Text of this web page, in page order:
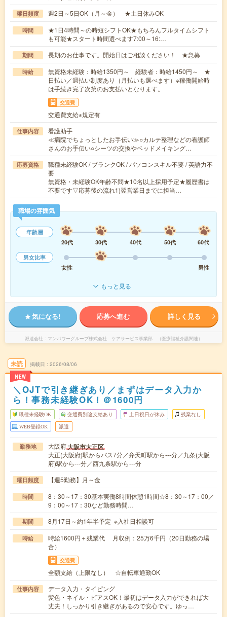
曜日頻度 週2日～5日OK（月～金） ★土日休みOK
時間
★1日4時間～の時短シフトOK★もちろんフルタイムシフト
も可能★スタート時間選べます7:00～16:…
期間 長期のお仕事です。開始日はご相談ください！ ★急募
時給
無資格未経験：時給1350円～ 経験者：時給1450円～ ★
日払い／週払い制度あり（月払いも選べます）※稼働開始時
は手続き完了次第のお支払いとなります。
交通費
交通費支給※規定有
仕事内容
看護助手
≪病院でちょっとしたお手伝い≫○カルテ整理などの看護師
さんのお手伝い○シーツの交換やベッドメイキング…
応募資格
職種未経験OK / ブランクOK / パソコンスキル不要 / 英語力不
要
無資格・未経験OK年齢不問★10名以上採用予定★履歴書は
不要です▽応募後の流れ1)翌営業日までに担当…
職場の雰囲気
年齢層
20代
30代 40代 50代
60代
男女比率
女性
男性
もっと見る
気になる! 応募へ進む 詳しく見る
派遣会社 マンパワーグループ株式会社 ケアサービス事業部 （医療福祉介護関連）
未読
NEW
掲載日 2026/08/06
＼OJTで引き継ぎあり／まずはデータ入力か
ら！事務未経験OK！＠1600円
職種未経験OK 交通費別途支給あり 土日祝日が休み 残業なし
WEB登録OK 派遣
勤務地 大阪府大阪市大正区
大正(大阪府)駅からバス7分／弁天町駅から---分／九条(大阪
府)駅から---分／西九条駅から---分
曜日頻度 【週5勤務】月～金
時間
8：30～17：30基本実働8時間休憩1時間☆8：30～17：00／
9：00～17：30など勤務時間…
期間 8月17日～約1年半予定 ※入社日相談可
時給
時給1600円＋残業代 月収例：25万6千円（20日勤務の場
合）
交通費
全額支給（上限なし） ☆自転車通勤OK
仕事内容
データ入力・タイピング
髪色・ネイル・ピアスOK！最初はデータ入力ができれば大
丈夫！しっかり引き継ぎがあるので安心です。ゆっ…